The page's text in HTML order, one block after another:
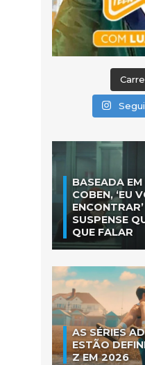
BASEADA
COBEN, ‘EU
SUSPENSE
QUE FALAR
AS SÉRIES
ESTÃO
Z EM 2026